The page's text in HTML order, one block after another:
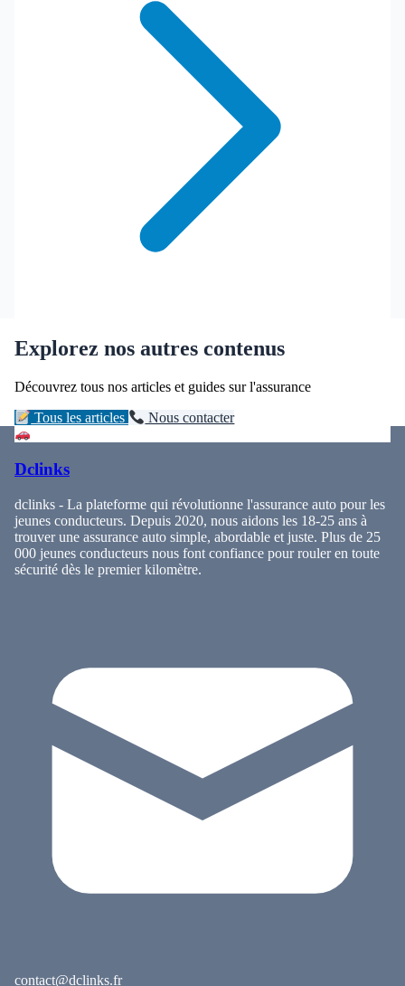
Explorez nos autres contenus
Découvrez tous nos articles et guides sur l'assurance
Tous les articles Nous contacter
Dclinks
dclinks - La plateforme qui révolutionne l'assurance auto pour les
jeunes conducteurs. Depuis 2020, nous aidons les 18-25 ans à
trouver une assurance auto simple, abordable et juste. Plus de 25
000 jeunes conducteurs nous font confiance pour rouler en toute
sécurité dès le premier kilomètre.
contact@dclinks.fr